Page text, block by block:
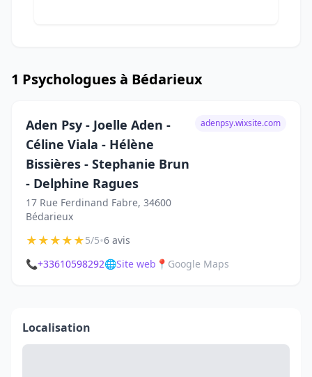
1 Psychologues à Bédarieux
Aden Psy - Joelle Aden -
Céline Viala - Hélène
Bissières - Stephanie Brun
- Delphine Ragues
17 Rue Ferdinand Fabre, 34600
Bédarieux
adenpsy.wixsite.com
★★★★★5/5•6 avis
📞+33610598292🌐Site web 📍 Google Maps
Localisation